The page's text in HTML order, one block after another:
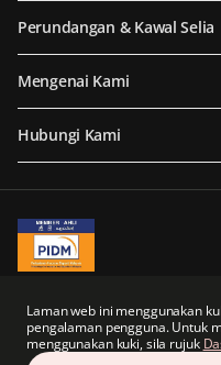
Laman web ini menggunakan
pengalaman pengguna. Untuk
menggunakan kuki, sila rujuk
Perundangan & Kawal Selia
Mengenai Kami
Hubungi Kami
Prudential BSN Takaful Berhad
sebahagiannya dimiliki oleh anak
Kingdom.